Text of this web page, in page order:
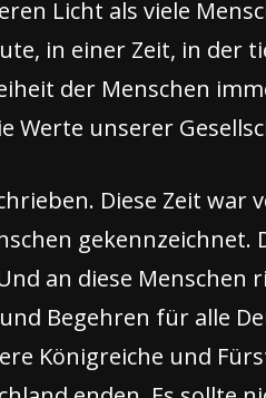
Licht als viele
in einer Zeit, in der
der Menschen
Werte unserer
Diese Zeit war
gekennzeichnet.
an diese Menschen
Begehren für alle
Königreiche und